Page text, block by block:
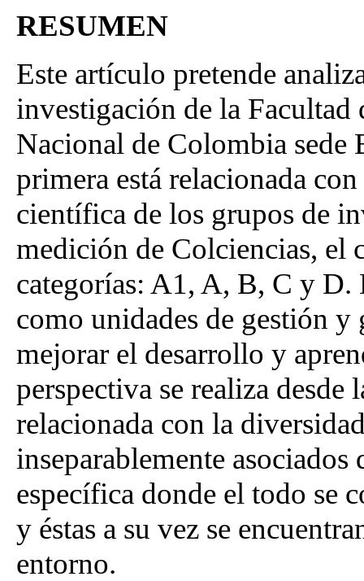
RESUMEN
Este artículo pretende
investigación de la
Nacional de Colombia sede
primera está relacionada
científica de los grupos de
medición de Colciencias, el
categorías: A1, A, B, C y D.
como unidades de gestión
mejorar el desarrollo y
perspectiva se realiza
relacionada con la
inseparablemente
específica donde el todo se
y éstas a su vez se
entorno.